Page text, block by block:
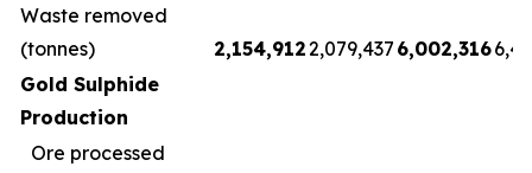
Waste removed
(tonnes)
2,154,9122,079,437 6,002,316
Gold Sulphide
Production
Ore processed